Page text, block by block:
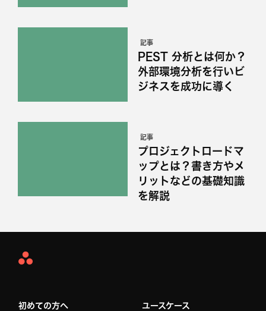
記事
PEST 分析とは何か？
外部環境分析を行いビ
ジネスを成功に導く
記事
プロジェクトロードマ
ップとは？書き方やメ
リットなどの基礎知識
を解説
Asana
初めての方へ ユースケース